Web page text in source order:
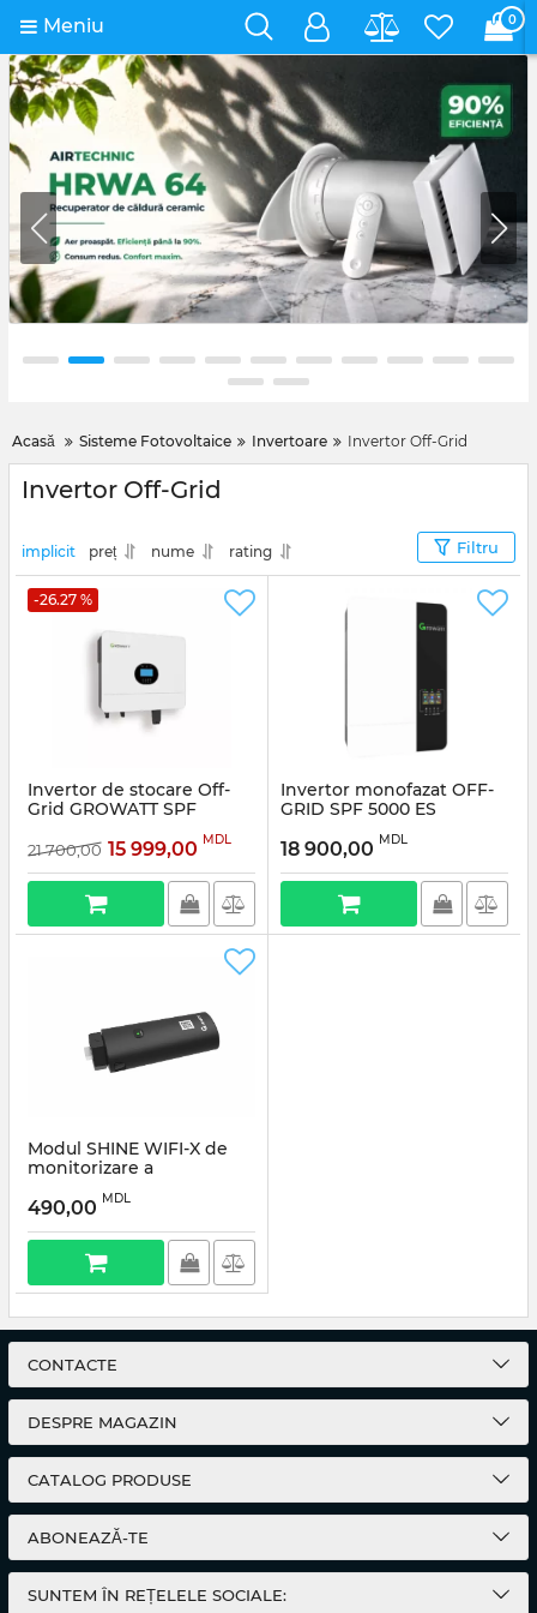
Meniu 0
Acasă Sisteme Fotovoltaice Invertoare Invertor Off-Grid
Invertor Off-Grid
implicit preț nume rating Filtru
-26.27 %
Invertor de stocare Off-
Grid GROWATT SPF
21 700,00 15 999,00 MDL
Invertor monofazat OFF-
GRID SPF 5000 ES
18 900,00 MDL
Modul SHINE WIFI-X de
monitorizare a
490,00 MDL
CONTACTE
DESPRE MAGAZIN
CATALOG PRODUSE
ABONEAZĂ-TE
SUNTEM ÎN REȚELELE SOCIALE: